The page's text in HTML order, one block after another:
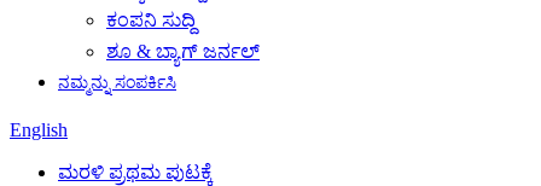
ಕಂಪನಿ ಸುದ್ದಿ
ಶೂ & ಬ್ಯಾಗ್ ಜರ್ನಲ್
ನಮ್ಮನ್ನು ಸಂಪರ್ಕಿಸಿ
English
ಮರಳಿ ಪ್ರಥಮ ಪುಟಕ್ಕೆ